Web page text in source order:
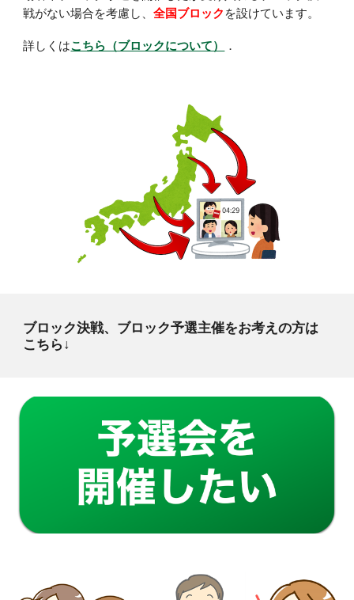
戦がない場合を考慮し
、全国ブロック を設けています。
詳しくはこちら（ブロックについて） ．
ブロック決戦、ブロック予選主催をお考えの方は
こちら↓